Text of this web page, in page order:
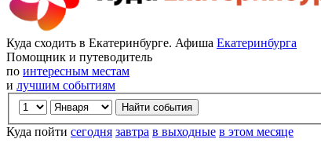
Куда сходить в Екатеринбурге. Афиша Екатеринбурга
Помощник и путеводитель
по интересным местам
и лучшим событиям
Куда пойти сегодня завтра в выходные в этом месяце